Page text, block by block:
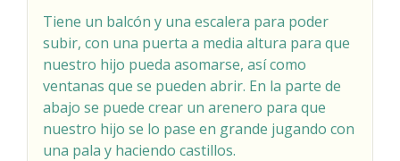
Tiene un balcón y una escalera para poder
subir, con una puerta a media altura para que
nuestro hijo pueda asomarse, así como
ventanas que se pueden abrir. En la parte de
abajo se puede crear un arenero para que
nuestro hijo se lo pase en grande jugando con
una pala y haciendo castillos.